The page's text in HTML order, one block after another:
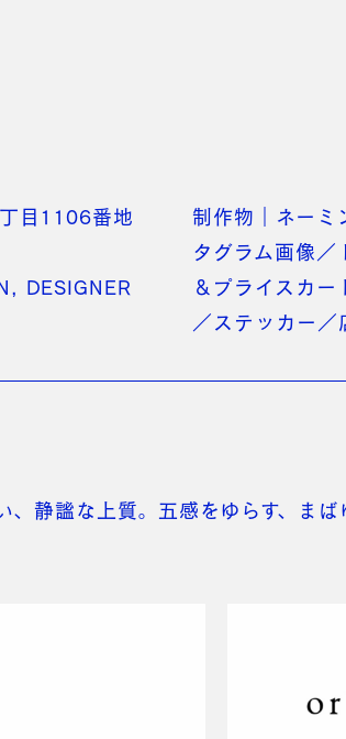
目1106番地
DESIGNER
制作物｜ネーミ
タグラム画像／
＆プライスカ
／ステッカー／
静謐な上質。五感をゆらす、ま